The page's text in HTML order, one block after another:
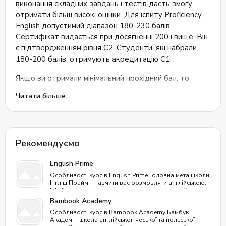
підходить людям, які мають щільний графік та не
хочуть витрачати час на дорогу до школи. За
подальшою інформацією перейдіть на сайт Los
Angeles English School.
виконання складних завдань і тестів дасть змогу
отримати більш високі оцінки. Для іспиту Proficiency
English допустимий діапазон 180-230 балів.
Сертифікат видається при досягненні 200 і вище. Він
є підтвердженням рівня С2. Студенти, які набрали
180-200 балів, отримують акредитацію C1.
Якщо ви отримали мінімальний прохідний бал, то
якщо ваша загальна оцінка нижча за 180, вам буде
надано лише звіт про результати.
Перед реєстрацією на іспит, рекомендується пройти
безкоштовне онлайн-тестування від
переконатися, що ваших знань буде достатньо для
успішного виконання завдань.
Для чого потрібен тест C2 Proficiency
Тест English Proficiency, необхідний для тих, кому
Читати більше...
Рекомендуємо
English Prime
Особливості курсів English Prime Головна мета школи
Інгліш Прайм – навчити вас розмовляти англійською.
Щоб навіть люди, які ніколи не вивчали англійську
мову, оволоділи нею, як другою рідною. Процес
проходить природним шляхом, як у дитинстві, без
зубріння. Унікальність курсів: Відмінне співвідношення
ціни та якості: одне заняття в English Prime обійдеться
Bambook Academy
Особливості курсів Bambook Academy Бамбук
Академі - школа англійської, чеської та польської